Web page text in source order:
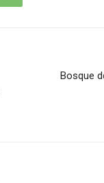
Bosque